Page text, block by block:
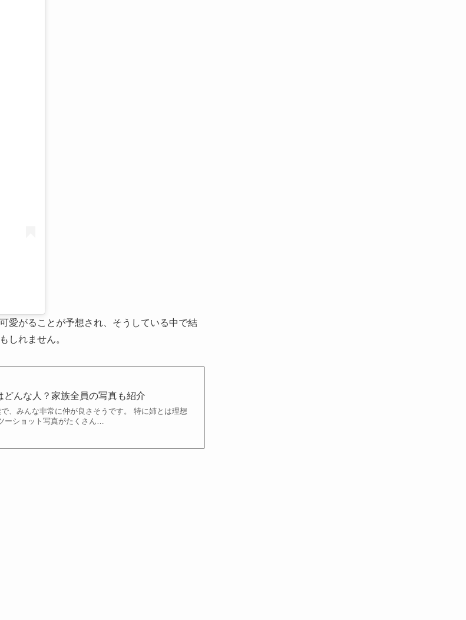
愛がることが予想され、そうしている中で結
しれません。
んな人？家族全員の写真も紹介
、みんな非常に仲が良さそうです。 特に姉とは理想
ーショット写真がたくさん…